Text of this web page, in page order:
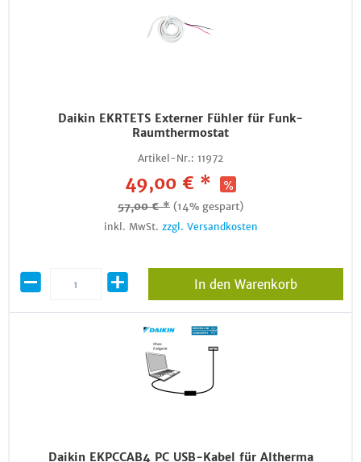
Daikin EKRTETS Externer Fühler für Funk-
Raumthermostat
Artikel-Nr.: 11972
49,00 € *
57,00 € * (14% gespart)
inkl. MwSt. zzgl. Versandkosten
In den Warenkorb
Daikin EKPCCAB4 PC USB-Kabel für Altherma